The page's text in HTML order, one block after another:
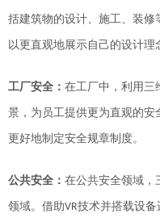
括建筑物的设计、施工、装
以更直观地展示自己的设计理
工厂安全： 在工厂中，利用三
景，为员工提供更为直观的
更好地制定安全规章制度。
公共安全： 在公共安全领域，
领域。 借助VR技术并搭载设备